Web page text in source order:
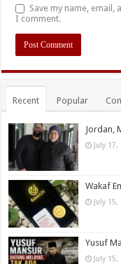
Save my name,
I comment.
Recent Popular
Jordan,
July 17,
Wakaf
July 15,
Yusuf
July 15,